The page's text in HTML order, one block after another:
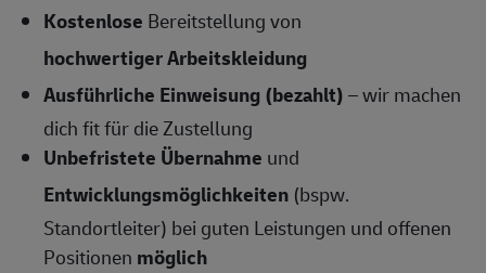
Kostenlose Bereitstellung von
hochwertiger Arbeitskleidung
Ausführliche Einweisung (bezahlt)– wir machen
dich fit für die Zustellung
Unbefristete Übernahme und
Entwicklungsmöglichkeiten (bspw.
Standortleiter) bei guten Leistungen und offenen
Positionen möglich